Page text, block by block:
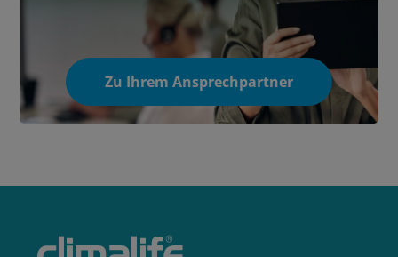
Zu Ihrem Ansprechpartner